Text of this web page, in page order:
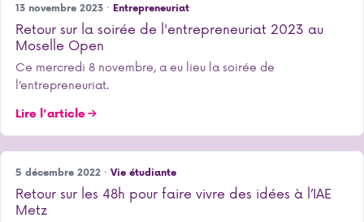
13 novembre 2023 · Entrepreneuriat
Retour sur la soirée de l'entrepreneuriat 2023 au
Moselle Open
Ce mercredi 8 novembre, a eu lieu la soirée de
l’entrepreneuriat.
Lire l'article
5 décembre 2022 · Vie étudiante
Retour sur les 48h pour faire vivre des idées à l’IAE
Metz